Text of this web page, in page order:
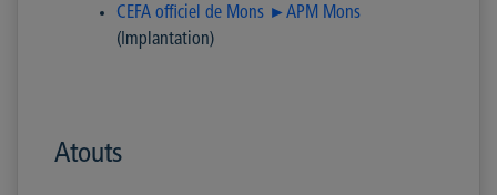
CEFA officiel de Mons ►APM Mons
(Implantation)
Atouts